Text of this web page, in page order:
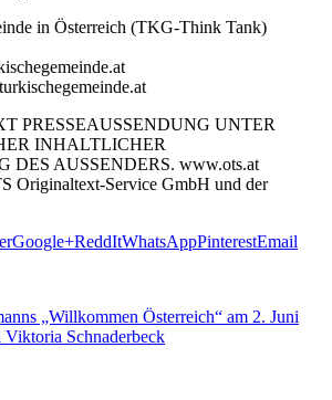
in Österreich (TKG-Think Tank)
PRESSEAUSSENDUNG UNTER
INHALTLICHER
DES AUSSENDERS. www.ots.at
Originaltext-Service GmbH und der
Google+ReddItWhatsAppPinterestEmail
„Willkommen Österreich“ am 2. Juni
Schnaderbeck